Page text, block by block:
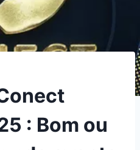
: Bom ou